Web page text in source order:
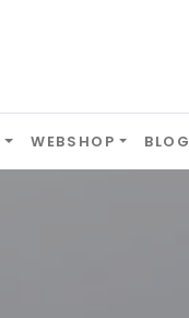
WEBSHOP BLOG